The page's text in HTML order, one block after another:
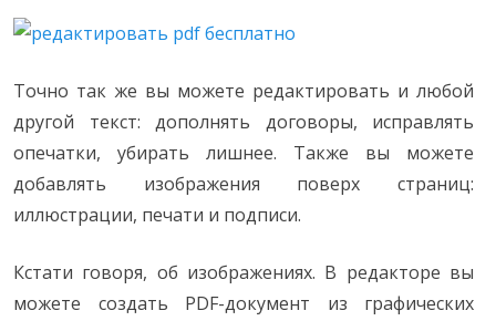
Точно так же вы можете редактировать и любой
другой текст: дополнять договоры, исправлять
опечатки, убирать лишнее. Также вы можете
добавлять изображения поверх страниц:
иллюстрации, печати и подписи.
Кстати говоря, об изображениях. В редакторе вы
можете создать PDF-документ из графических